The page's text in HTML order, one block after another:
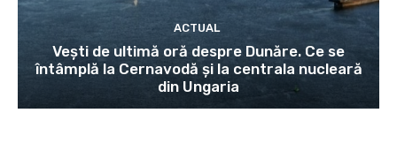
ACTUAL
Vești de ultimă oră despre Dunăre. Ce se
întâmplă la Cernavodă și la centrala nucleară
din Ungaria